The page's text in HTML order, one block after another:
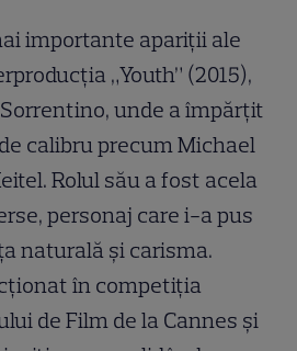
importante apariții ale
„Youth” (2015),
unde a împărțit
calibru precum Michael
Rolul său a fost acela
personaj care i-a pus
naturală și carisma.
în competiția
de Film de la Cannes și